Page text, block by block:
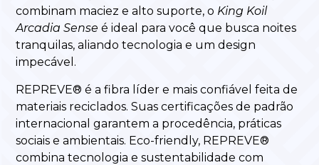
combinam maciez e alto suporte, o King Koil
Arcadia Sense é ideal para você que busca noites
tranquilas, aliando tecnologia e um design
impecável.
REPREVE® é a fibra líder e mais confiável feita de
materiais reciclados. Suas certificações de padrão
internacional garantem a procedência, práticas
sociais e ambientais. Eco-friendly, REPREVE®
combina tecnologia e sustentabilidade com